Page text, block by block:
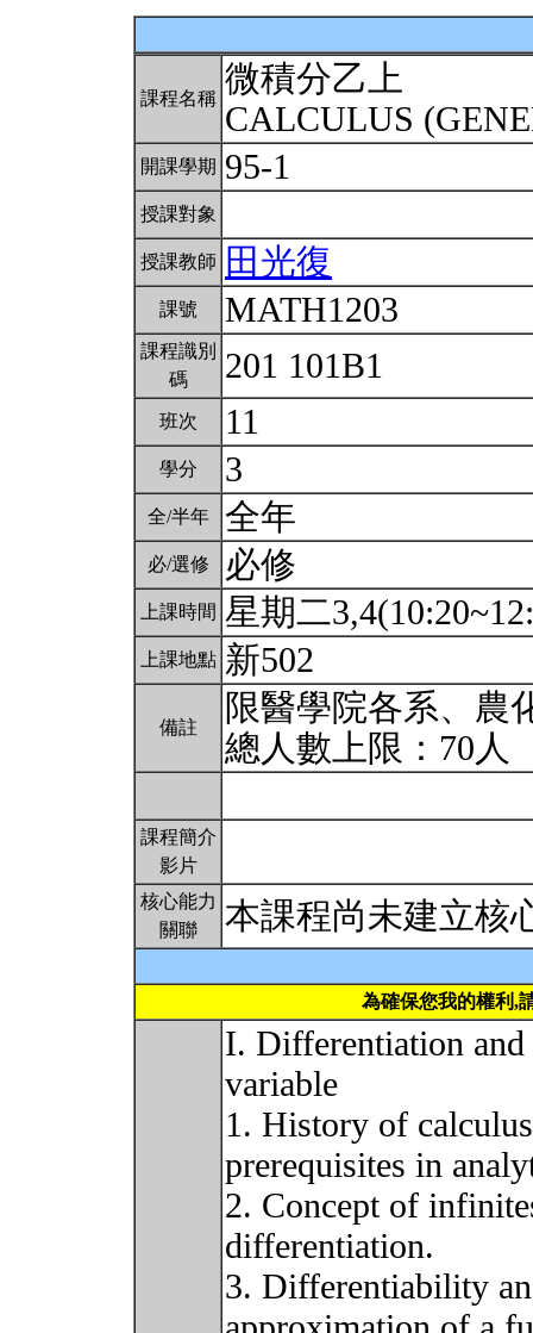
課程名稱 微積分乙上
CALCULUS
開課學期 95-1
授課對象
授課教師 田光復
課號 MATH1203
課程識別
碼
201 101B1
班次 11
學分 3
全/半年 全年
必/選修 必修
上課時間 星期二
上課地點 新502
備註
限醫學院各系、農
總人數上限：70人
課程簡介
影片
核心能力
關聯
本課程尚未建立核
為確保您我的權利,
I. Differentiation
variable
1. History of
prerequisites in
2. Concept of
differentiation.
3. Differentiability